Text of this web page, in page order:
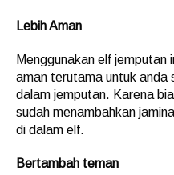
Lebih Aman
Menggunakan elf jemputan
aman terutama untuk anda
dalam jemputan. Karena
sudah menambahkan
di dalam elf.
Bertambah teman